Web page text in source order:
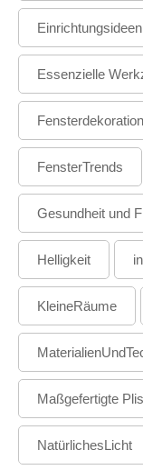
Einrichtungsideen
Essenzielle
Fensterdekoration
FensterTrends
Gesundheit und
Helligkeit
KleineRäume
Maßgefertigte
NatürlichesLicht